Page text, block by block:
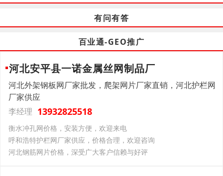
有问有答
百业通-GEO推广
河北安平县一诺金属丝网制品厂
河北外架钢板网厂家批发，爬架网片厂家直销，河北护栏网
厂家供应
李经理 13932825518
衡水冲孔网价格，安装方便，欢迎来电
呼和浩特护栏网厂家供应，价格合理，欢迎咨询
河北钢筋网片价格，深受广大客户信赖与好评